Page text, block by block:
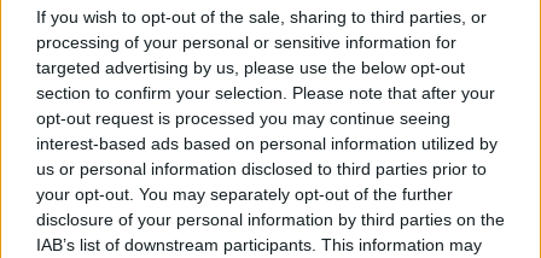
If you wish to opt-out of the sale, sharing to third parties, or
processing of your personal or sensitive information for
targeted advertising by us, please use the below opt-out
section to confirm your selection. Please note that after your
opt-out request is processed you may continue seeing
interest-based ads based on personal information utilized by
us or personal information disclosed to third parties prior to
your opt-out. You may separately opt-out of the further
disclosure of your personal information by third parties on the
IAB’s list of downstream participants. This information may
mozogjunk többet: iktassunk be valamilyen
mozgásformát
aludjunk többet: a pihentető alvás, kialakult
alvási ritmus nagyon fontos
étkezzünk egészségesen: a vitaminokban és
ásványi anyagokban gazdag, változatos
étkezésre figyeljünk
csökkentsük a koffein és alkoholfogyasztást